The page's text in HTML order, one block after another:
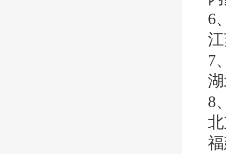
6
7
8